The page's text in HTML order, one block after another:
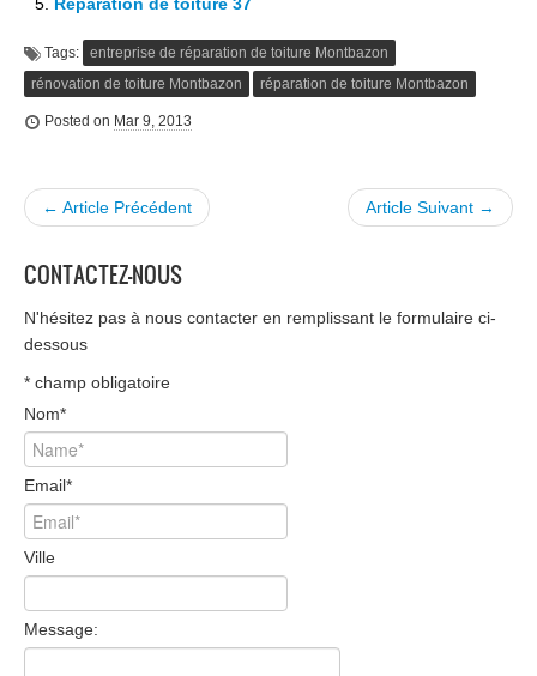
Tags:
entreprise de réparation de toiture Montbazon
rénovation de toiture Montbazon
réparation de toiture Montbazon
Posted on Mar 9, 2013
← Article Précédent Article Suivant →
CONTACTEZ-NOUS
N'hésitez pas à nous contacter en remplissant le formulaire ci-
dessous
* champ obligatoire
Nom*
Email*
Ville
Message: